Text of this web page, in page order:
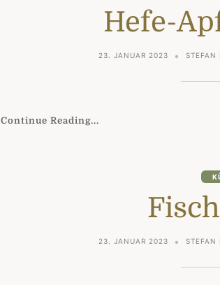
Hefe-
23. JANUAR 2023 STEFAN
Continue Reading...
23. JANUAR 2023 STEFAN